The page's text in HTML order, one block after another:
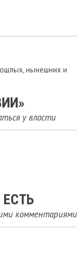
нынешних и
у власти
комментариями